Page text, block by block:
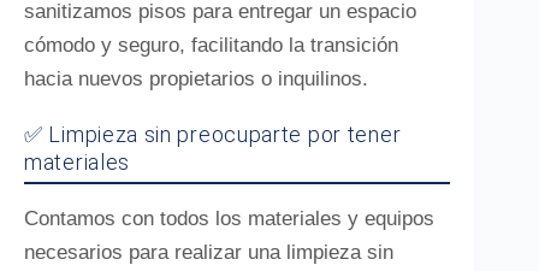
sanitizamos pisos para entregar un espacio
cómodo y seguro, facilitando la transición
hacia nuevos propietarios o inquilinos.
✅ Limpieza sin preocuparte por tener
materiales
Contamos con todos los materiales y equipos
necesarios para realizar una limpieza sin